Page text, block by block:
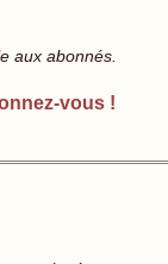
aux abonnés.
vous !